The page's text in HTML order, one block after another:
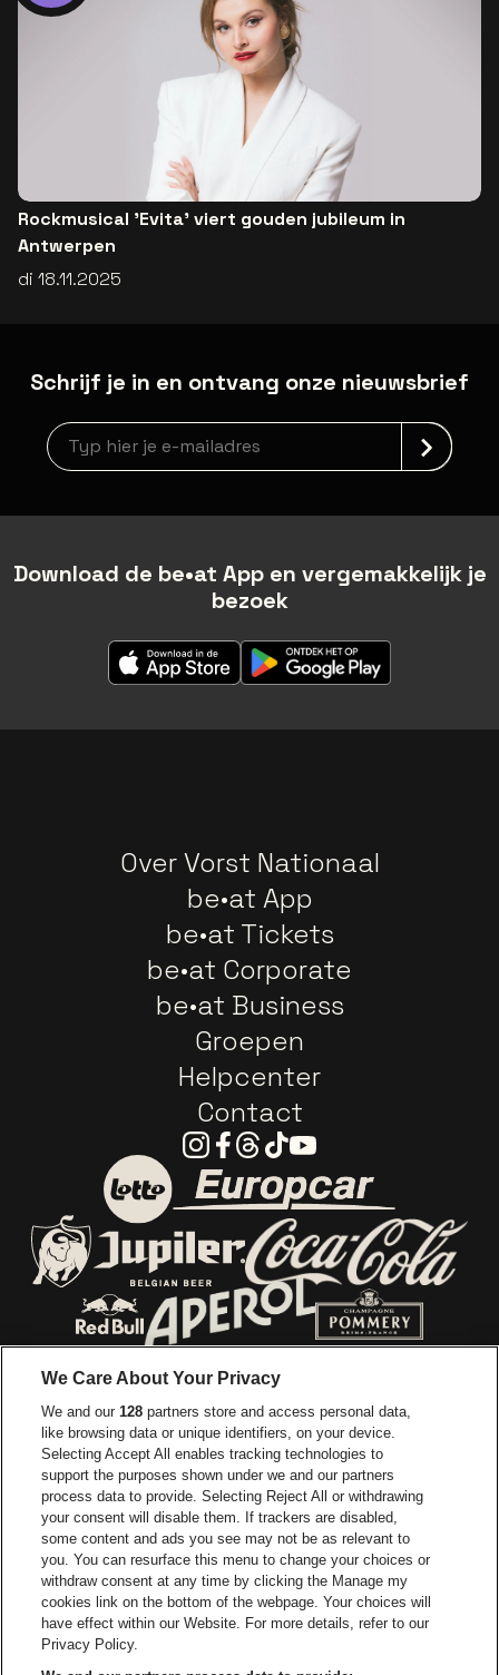
Rockmusical 'Evita' viert gouden jubileum in
Antwerpen
di 18.11.2025
Schrijf je in en ontvang onze nieuwsbrief
Nieuwsbrief aanmelding
Download de be•at App en vergemakkelijk je
bezoek
Over Vorst Nationaal
be•at App
be•at Tickets
be•at Corporate
be•at Business
Groepen
Helpcenter
Contact
Instagram
Facebook
Threads
TiktokYoutube
Ga naar de website van Lotto
Ga naar de website van
Ga naar de website van JupilerGa naar de
Ga naar de website van Red BullGa naar de
Ga naar de website van Het logo van
Ga naar de
Ga naar de website van Croky
Ga naar de website van
Ga naar de website van Le Soir
Ga naar de
Ga naar de website van
Vorst Nationaal is een deel van be•at
Vorst Nationaal
We Care About Your Privacy
We and our128 partners store and access personal data,
like browsing data or unique identifiers, on your device.
Selecting Accept All enables tracking technologies to
support the purposes shown under we and our partners
process data to provide. Selecting Reject All or withdrawing
your consent will disable them. If trackers are disabled,
some content and ads you see may not be as relevant to
you. You can resurface this menu to change your choices or
withdraw consent at any time by clicking the Manage my
cookies link on the bottom of the webpage. Your choices will
have effect within our Website. For more details, refer to our
Privacy Policy.